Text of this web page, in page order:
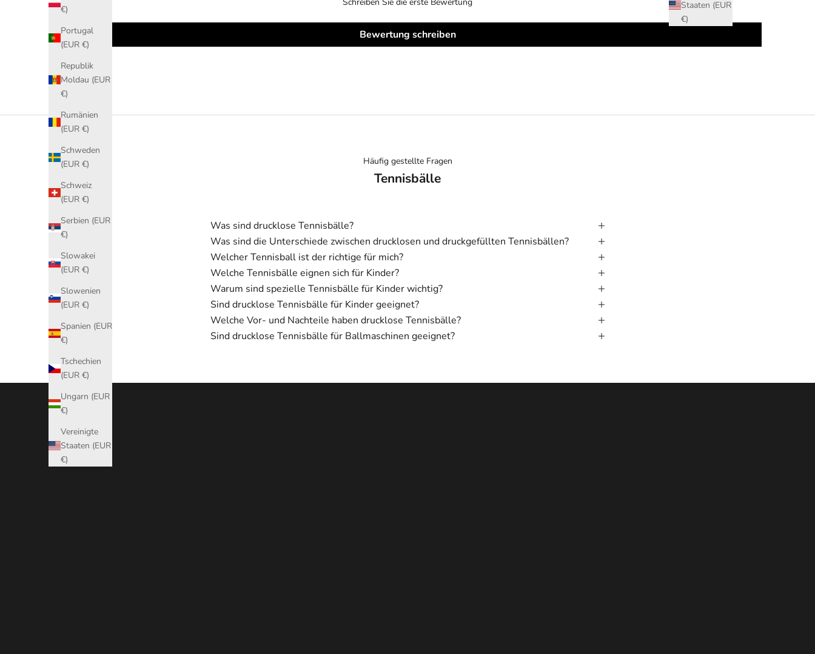
Staaten (EUR
€)
€)
Portugal
(EUR €)
Republik
Moldau (EUR
€)
Rumänien
(EUR €)
Schweden
(EUR €)
Schweiz
(EUR €)
Serbien (EUR
€)
Slowakei
(EUR €)
Slowenien
(EUR €)
Spanien (EUR
€)
Tschechien
(EUR €)
Ungarn (EUR
€)
Vereinigte
Staaten (EUR
€)
Schreiben Sie die erste Bewertung
Bewertung schreiben
Häufig gestellte Fragen
Tennisbälle
Was sind drucklose Tennisbälle?
Was sind die Unterschiede zwischen drucklosen und druckgefüllten Tennisbällen?
Welcher Tennisball ist der richtige für mich?
Welche Tennisbälle eignen sich für Kinder?
Warum sind spezielle Tennisbälle für Kinder wichtig?
Sind drucklose Tennisbälle für Kinder geeignet?
Welche Vor- und Nachteile haben drucklose Tennisbälle?
Sind drucklose Tennisbälle für Ballmaschinen geeignet?